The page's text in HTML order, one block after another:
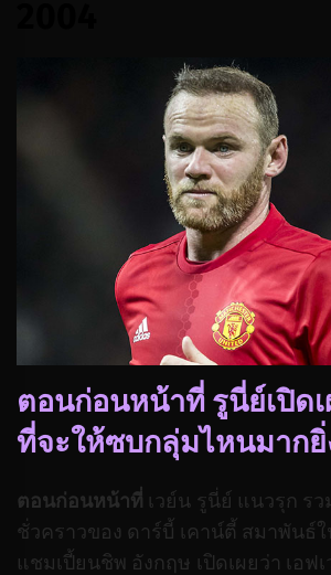
ตอนก่อนหน้าที่ รูนี่ย์เปิด
ที่จะให้ซบกลุ่มไหนมาก
ตอนก่อนหน้าที่ เวย์น รูนี่ย์ แนวรุก ร
ชั่วคราวของ ดาร์บี้ เคาน์ตี้ สมาพันธ์ใ
แชมเปี้ยนชิพ อังกฤษ เปิดเผยว่า เอฟ